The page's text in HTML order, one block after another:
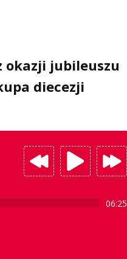
okazji jubileuszu
diecezji
06:25